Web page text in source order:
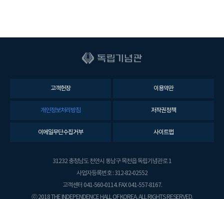
고객헌장 이용약관
개인정보처리방침 저작권정책
이메일무단수집거부 사이트맵
31232 충청남도 천안시 동남구 목천읍 독립기념관로 1
사업자등록번호 : 312-82-02552
고객센터 041-560-0114. FAX 041-557-8167.
ⓒ 2018 THE INDEPENDENCE HALL OF KOREA. ALL RIGHTS RESERVED.